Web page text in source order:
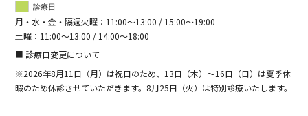
診療日
月・水・金・隔週火曜：11:00～13:00 / 15:00～19:00
土曜：11:00～13:00 / 14:00～18:00
■ 診療日変更について
※2026年8月11日（月）は祝日のため、13日（木）～16日（日）は夏季休
暇のため休診させていただきます。8月25日（火）は特別診療いたします。